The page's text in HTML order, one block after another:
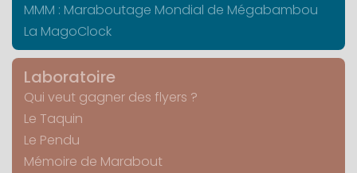
MMM : Maraboutage Mondial de Mégabambou
La MagoClock
Laboratoire
Qui veut gagner des flyers ?
Le Taquin
Le Pendu
Mémoire de Marabout